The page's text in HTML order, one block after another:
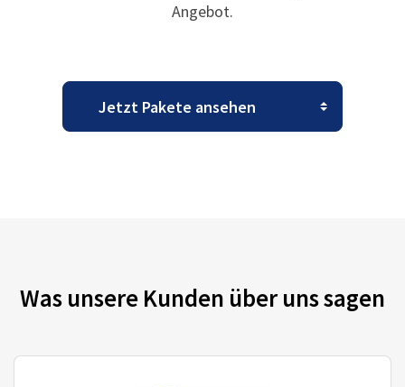
Angebot.
Was unsere Kunden über uns sagen